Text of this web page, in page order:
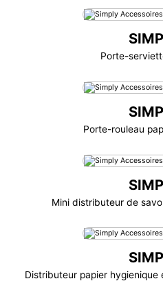
Porte-
Porte-rouleau
Mini distributeur de
Distributeur papier